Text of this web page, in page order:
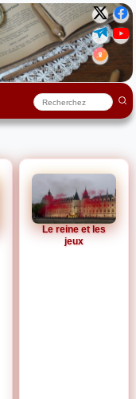
Le reine et les
jeux